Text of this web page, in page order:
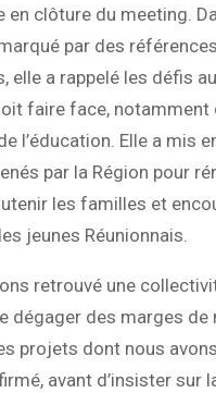
en clôture du meeting.
par des
elle a rappelé les défis
faire face, notamment
l’éducation. Elle a mis
par la Région pour
les familles et
jeunes Réunionnais.
retrouvé une
dégager des marges
projets dont nous
avant d’insister sur